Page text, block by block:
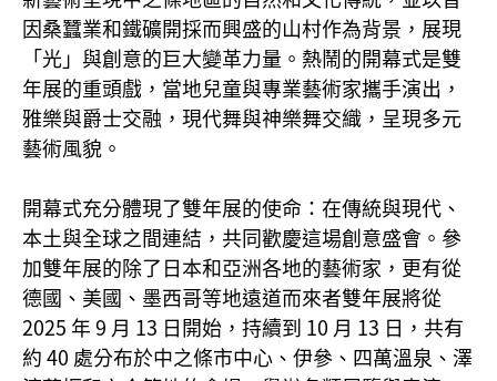
因桑蠶業和鐵礦開採而興盛的山村作為背景，展現
「光」與創意的巨大變革力量。熱鬧的開幕式是雙
年展的重頭戲，當地兒童與專業藝術家攜手演出，
雅樂與爵士交融，現代舞與神樂舞交織，呈現多元
藝術風貌。
開幕式充分體現了雙年展的使命：在傳統與現代、
本土與全球之間連結，共同歡慶這場創意盛會。參
加雙年展的除了日本和亞洲各地的藝術家，更有從
德國、美國、墨西哥等地遠道而來者雙年展將從
2025 年 9 月 13 日開始，持續到 10 月 13 日，共有
約 40 處分布於中之條市中心、伊參、四萬溫泉、澤